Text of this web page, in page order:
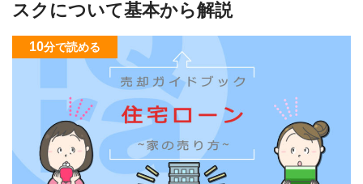
スクについて基本から解説
10分で読める